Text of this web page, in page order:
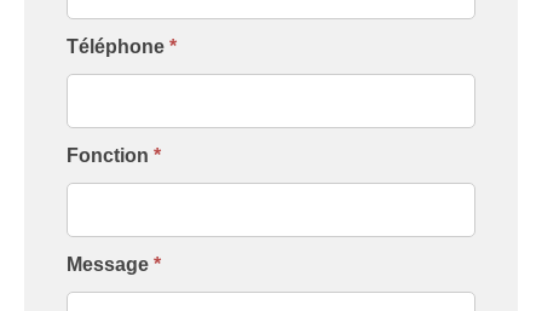
Téléphone *
Fonction *
Message *